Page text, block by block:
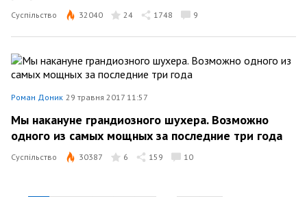
Суспільство 32040 24 1748 9
Роман Доник 29 травня 2017 11:57
Мы накануне грандиозного шухера. Возможно
одного из самых мощных за последние три года
Суспільство 30387 6 159 10